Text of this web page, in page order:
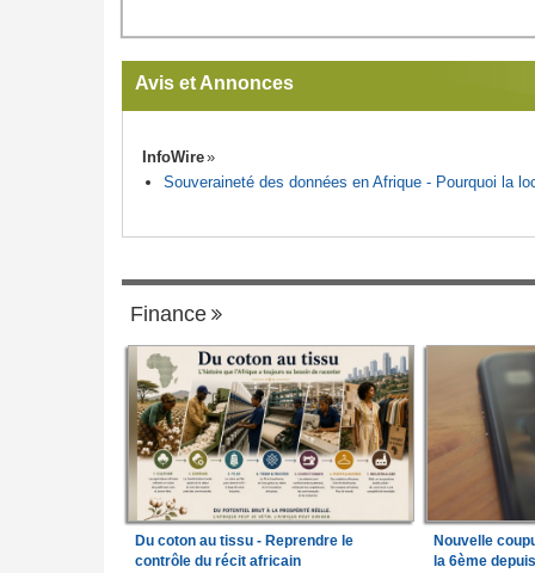
Avis et Annonces
InfoWire
Souveraineté des données en Afrique - Pourquoi la
Finance
Du coton au tissu - Reprendre le
contrôle du récit africain
Nouvelle
la 6ème